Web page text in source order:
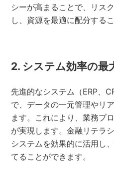
シーが高まることで、リス
し、資源を最適に配分する
2. システム効率の最
先進的なシステム（ERP、
で、データの一元管理やリ
ます。これにより、業務プ
が実現します。金融リテラ
システムを効果的に活用し
てることができます。